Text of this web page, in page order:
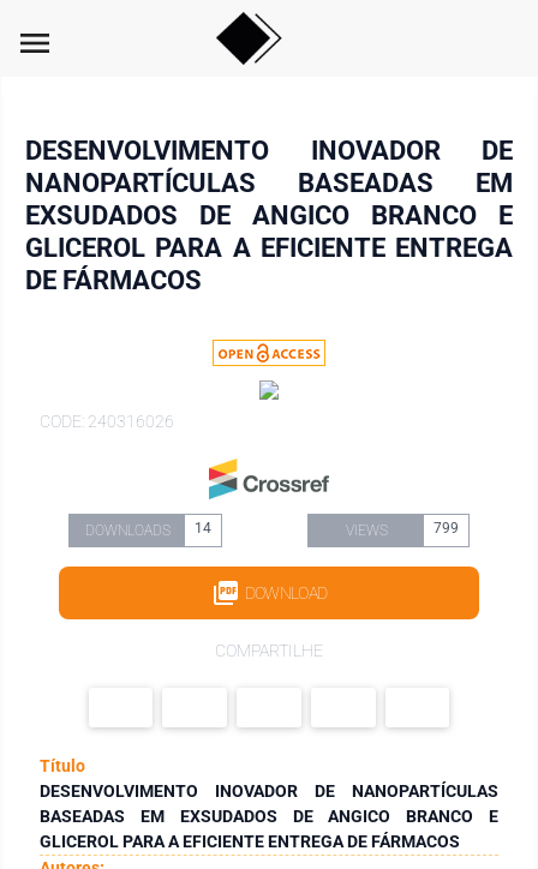
menu
DESENVOLVIMENTO INOVADOR DE
NANOPARTÍCULAS BASEADAS EM
EXSUDADOS DE ANGICO BRANCO E
GLICEROL PARA A EFICIENTE ENTREGA
DE FÁRMACOS
CODE: 240316026
DOWNLOADS 14 VIEWS 799
DOWNLOAD
COMPARTILHE
Título
DESENVOLVIMENTO INOVADOR DE NANOPARTÍCULAS
BASEADAS EM EXSUDADOS DE ANGICO BRANCO E
GLICEROL PARA A EFICIENTE ENTREGA DE FÁRMACOS